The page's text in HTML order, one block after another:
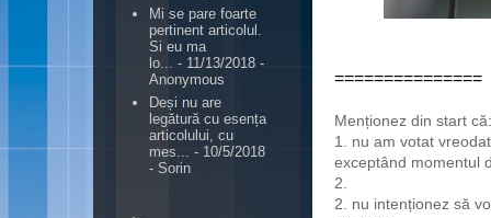
===============
Menționez din start că:
1. nu am votat
exceptând momentul
2.
2. nu intenționez să
Mi se pare foarte
pertinent articolul.
Si eu ma
lo...
- 11/13/2018 -
Anonymous
Deși nu are
legătură cu esența
articolului, cu
mes... - 10/5/2018
- Sorin